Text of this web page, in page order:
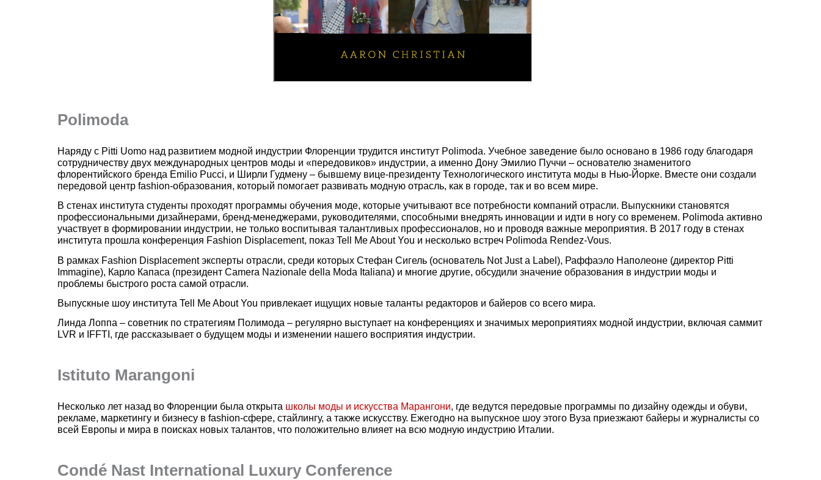
Polimoda
Наряду с Pitti Uomo над развитием модной индустрии Флоренции трудится институт Polimoda. Учебное заведение было основано в 1986 году благодаря
сотрудничеству двух международных центров моды и «передовиков» индустрии, а именно Дону Эмилио Пуччи – основателю знаменитого
флорентийского бренда Emilio Pucci, и Ширли Гудмену – бывшему вице-президенту Технологического института моды в Нью-Йорке. Вместе они создали
передовой центр fashion-образования, который помогает развивать модную отрасль, как в городе, так и во всем мире.
В стенах института студенты проходят программы обучения моде, которые учитывают все потребности компаний отрасли. Выпускники становятся
профессиональными дизайнерами, бренд-менеджерами, руководителями, способными внедрять инновации и идти в ногу со временем. Polimoda активно
участвует в формировании индустрии, не только воспитывая талантливых профессионалов, но и проводя важные мероприятия. В 2017 году в стенах
института прошла конференция Fashion Displacement, показ Tell Me About You и несколько встреч Polimoda Rendez-Vous.
В рамках Fashion Displacement эксперты отрасли, среди которых Стефан Сигель (основатель Not Just a Label), Раффаэло Наполеоне (директор Pitti
Immagine), Карло Капаса (президент Camera Nazionale della Moda Italiana) и многие другие, обсудили значение образования в индустрии моды и
проблемы быстрого роста самой отрасли.
Выпускные шоу института Tell Me About You привлекает ищущих новые таланты редакторов и байеров со всего мира.
Линда Лоппа – советник по стратегиям Полимода – регулярно выступает на конференциях и значимых мероприятиях модной индустрии, включая саммит
LVR и IFFTI, где рассказывает о будущем моды и изменении нашего восприятия индустрии.
Istituto Marangoni
Несколько лет назад во Флоренции была открыта школы моды и искусства Марангони, где ведутся передовые программы по дизайну одежды и обуви,
рекламе, маркетингу и бизнесу в fashion-сфере, стайлингу, а также искусству. Ежегодно на выпускное шоу этого Вуза приезжают байеры и журналисты со
всей Европы и мира в поисках новых талантов, что положительно влияет на всю модную индустрию Италии.
Condé Nast International Luxury Conference